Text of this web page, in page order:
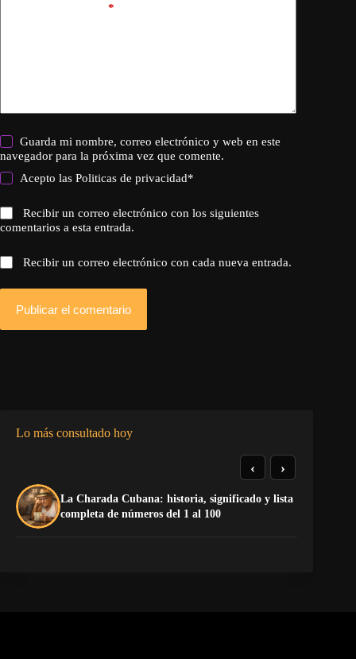
*
Guarda mi nombre, correo electrónico y web en este
navegador para la próxima vez que comente.
Acepto lasPoliticas de privacidad*
Recibir un correo electrónico con los siguientes
comentarios a esta entrada.
Recibir un correo electrónico con cada nueva entrada.
Publicar el comentario
Lo más consultado hoy
La Charada Cubana: historia, significado y lista
completa de números del 1 al 100
‹ ›